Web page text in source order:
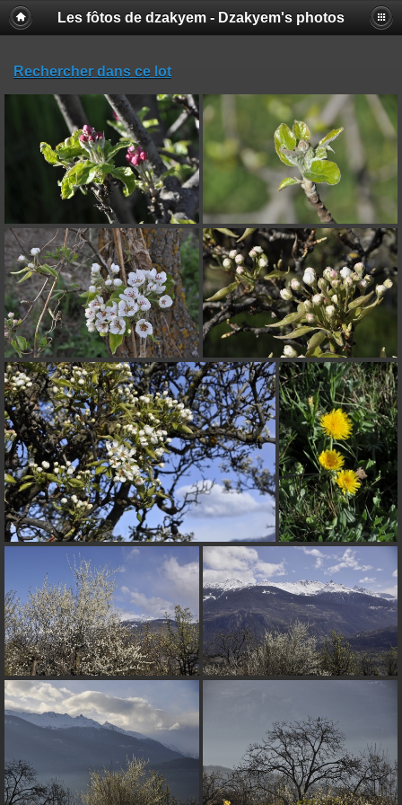
Les fôtos de dzakyem - Dzakyem's photos
Rechercher dans ce lot